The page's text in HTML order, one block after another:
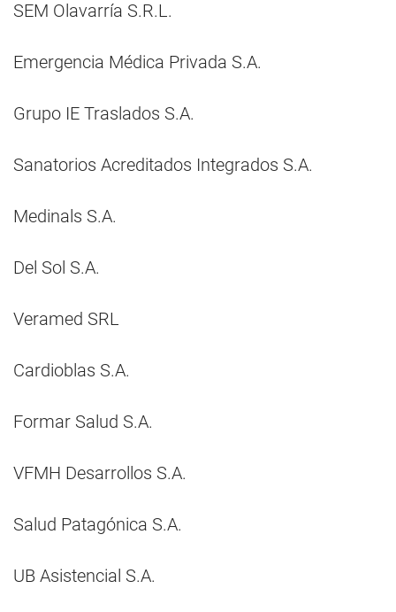
SEM Olavarría S.R.L.
Emergencia Médica Privada S.A.
Grupo IE Traslados S.A.
Sanatorios Acreditados Integrados S.A.
Medinals S.A.
Del Sol S.A.
Veramed SRL
Cardioblas S.A.
Formar Salud S.A.
VFMH Desarrollos S.A.
Salud Patagónica S.A.
UB Asistencial S.A.